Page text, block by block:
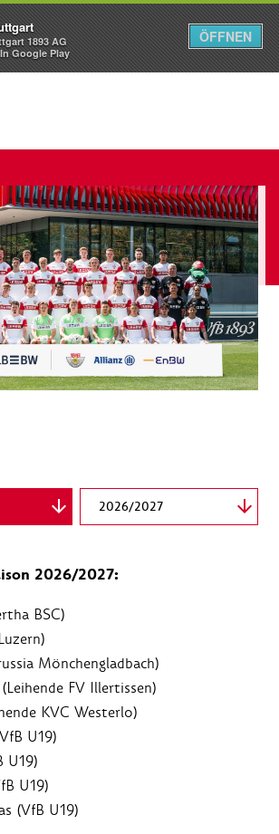
Menü
2026/2027
2026/2027:
BSC)
Mönchengladbach)
FV Illertissen)
KVC Westerlo)
U19)
U19)
U19)
(VfB U19)
1893 AG
Google Play
ÖFFNEN